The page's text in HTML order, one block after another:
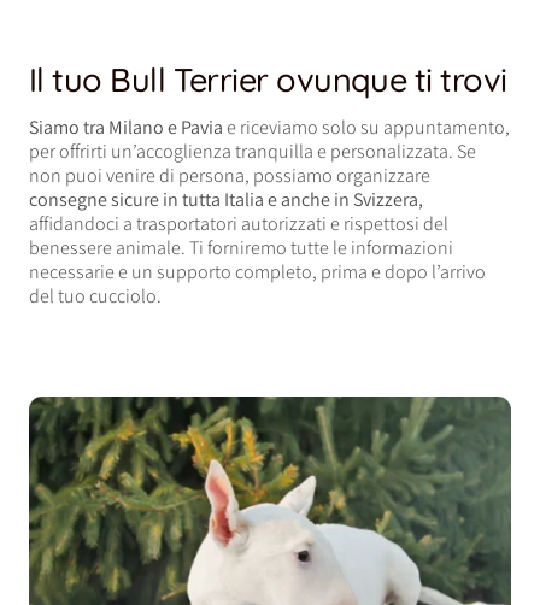
Il tuo Bull Terrier ovunque ti trovi
Siamo tra Milano e Paviae riceviamo solo su appuntamento,
per offrirti un’accoglienza tranquilla e personalizzata. Se
non puoi venire di persona, possiamo organizzare
consegne sicure in tutta Italia e anche in Svizzera,
affidandoci a trasportatori autorizzati e rispettosi del
benessere animale. Ti forniremo tutte le informazioni
necessarie e un supporto completo, prima e dopo l’arrivo
del tuo cucciolo.